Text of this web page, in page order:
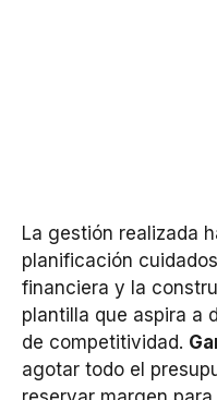
La gestión realizada
planificación
financiera y la
plantilla que aspira a
de competitividad.
agotar todo el